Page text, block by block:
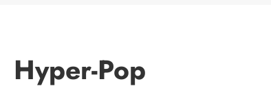
Hyper-Pop